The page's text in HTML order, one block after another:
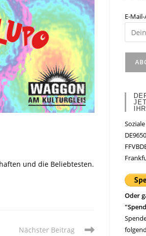
und die Beliebtesten.
Nächster Beitrag
E-
Oder